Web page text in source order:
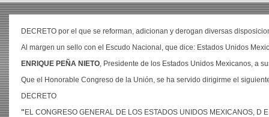
DECRETO por el que se reforman, adicionan y derogan diversas
Al margen un sello con el Escudo Nacional, que dice: Estados Unidos
ENRIQUE PEÑA NIETO, Presidente de los Estados Unidos Mexicanos, a
Que el Honorable Congreso de la Unión, se ha servido dirigirme el
DECRETO
" EL CONGRESO GENERAL DE LOS ESTADOS UNIDOS MEXICANOS, D